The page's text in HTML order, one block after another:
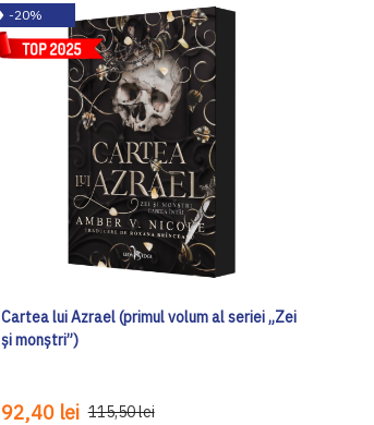
-20%
Cartea lui Azrael (primul volum al seriei „Zei
și monștri”)
92,40 lei 115,50 lei